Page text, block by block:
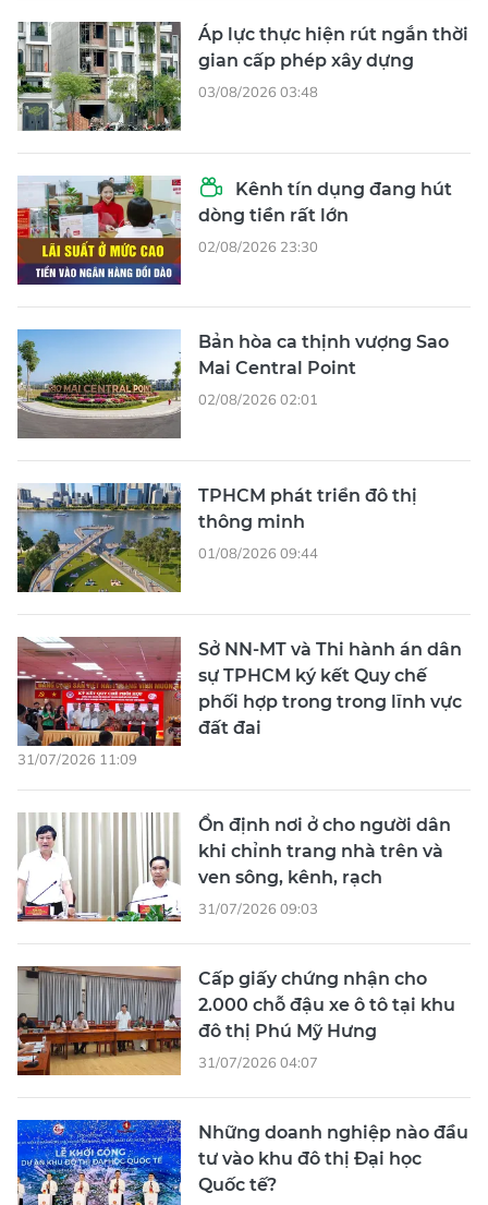
Áp lực thực hiện rút ngắn thời
gian cấp phép xây dựng
03/08/2026 03:48
Kênh tín dụng đang hút
dòng tiền rất lớn
02/08/2026 23:30
Bản hòa ca thịnh vượng Sao
Mai Central Point
02/08/2026 02:01
TPHCM phát triển đô thị
thông minh
01/08/2026 09:44
Sở NN-MT và Thi hành án dân
sự TPHCM ký kết Quy chế
phối hợp trong trong lĩnh vực
đất đai
31/07/2026 11:09
Ổn định nơi ở cho người dân
khi chỉnh trang nhà trên và
ven sông, kênh, rạch
31/07/2026 09:03
Cấp giấy chứng nhận cho
2.000 chỗ đậu xe ô tô tại khu
đô thị Phú Mỹ Hưng
31/07/2026 04:07
Những doanh nghiệp nào đầu
tư vào khu đô thị Đại học
Quốc tế?